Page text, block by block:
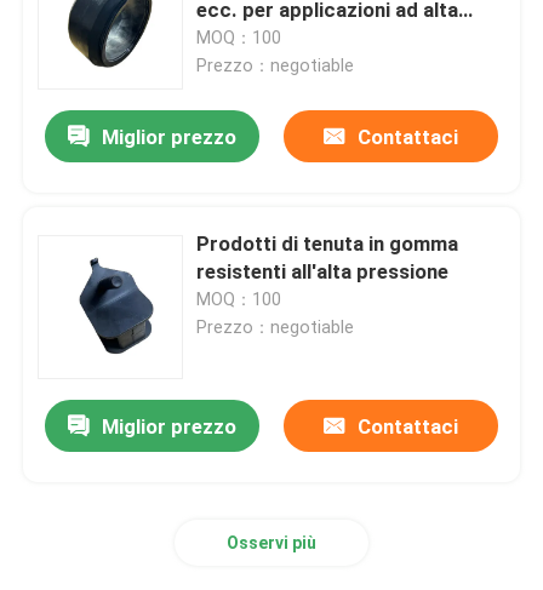
Chi siamo
Fatory Tour
Contattaci
Richiedere un preventivo
guarnizione di gomma
ecc. per applicazioni ad alta
pressione
MOQ：100
Prezzo：negotiable
Miglior prezzo Contattaci
Prodotti di tenuta in gomma
resistenti all'alta pressione
MOQ：100
Prezzo：negotiable
Miglior prezzo Contattaci
Osservi più